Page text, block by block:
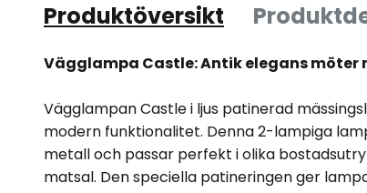
Produktöversikt
Vägglampa Castle: Antik elegans möter
Vägglampan Castle i ljus patinerad
modern funktionalitet. Denna 2-lampiga
metall och passar perfekt i olika
matsal. Den speciella patineringen ger